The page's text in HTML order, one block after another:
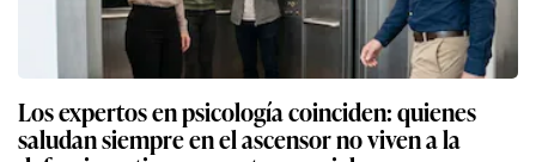
Los expertos en psicología coinciden: quienes
saludan siempre en el ascensor no viven a la